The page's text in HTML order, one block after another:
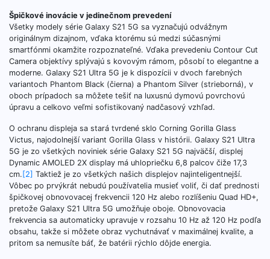
Špičkové inovácie v jedinečnom prevedení
Všetky modely série Galaxy S21 5G sa vyznačujú odvážnym
originálnym dizajnom, vďaka ktorému sú medzi súčasnými
smartfónmi okamžite rozpoznateľné. Vďaka prevedeniu Contour Cut
Camera objektívy splývajú s kovovým rámom, pôsobí to elegantne a
moderne. Galaxy S21 Ultra 5G je k dispozícii v dvoch farebných
variantoch Phantom Black (čierna) a Phantom Silver (strieborná), v
oboch prípadoch sa môžete tešiť na luxusnú dymovú povrchovú
úpravu a celkovo veľmi sofistikovaný nadčasový vzhľad.
O ochranu displeja sa stará tvrdené sklo Corning Gorilla Glass
Victus, najodolnejší variant Gorilla Glass v histórii. Galaxy S21 Ultra
5G je zo všetkých noviniek série Galaxy S21 5G najväčší, displej
Dynamic AMOLED 2X display má uhlopriečku 6,8 palcov čiže 17,3
cm. [2] Taktiež je zo všetkých našich displejov najinteligentnejší.
Vôbec po prvýkrát nebudú používatelia musieť voliť, či dať prednosti
špičkovej obnovovacej frekvencii 120 Hz alebo rozlíšeniu Quad HD+,
pretože Galaxy S21 Ultra 5G umožňuje oboje. Obnovovacia
frekvencia sa automaticky upravuje v rozsahu 10 Hz až 120 Hz podľa
obsahu, takže si môžete obraz vychutnávať v maximálnej kvalite, a
pritom sa nemusíte báť, že batérii rýchlo dôjde energia.